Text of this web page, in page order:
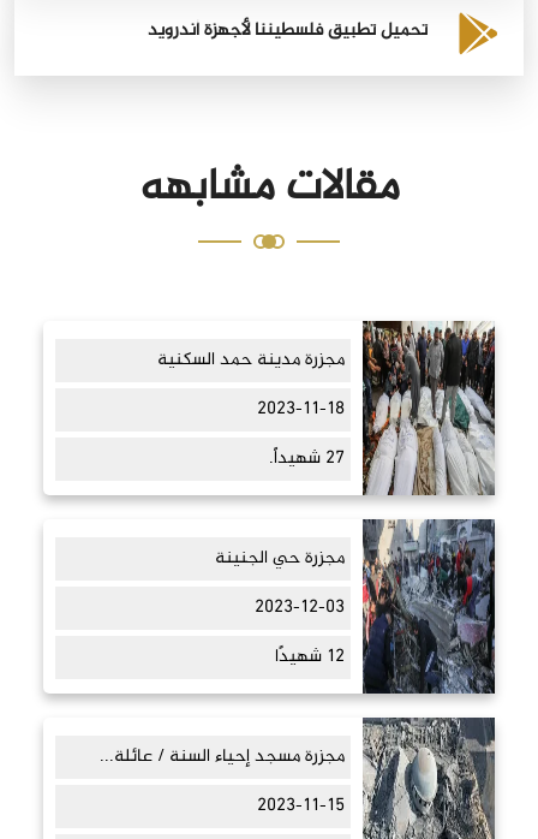
تحميل تطبيق فلسطيننا لأجهزة أندرويد
مقالات مشابهه
مجزرة مدينة حمد السكنية
2023-11-18
27 شهيداً.
مجزرة حي الجنينة
2023-12-03
12 شهيدًا
مجزرة مسجد إحياء السنة / عائلة...
2023-11-15